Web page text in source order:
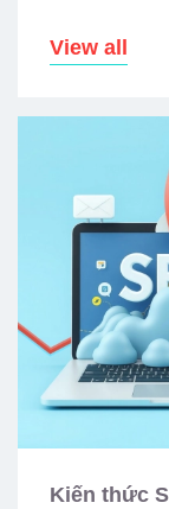
View all
Kiến thức